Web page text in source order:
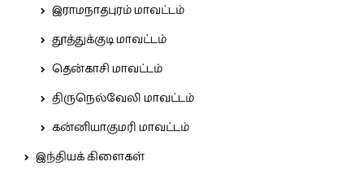
இராமநாதபுரம் மாவட்டம்
தூத்துக்குடி மாவட்டம்
தென்காசி மாவட்டம்
திருநெல்வேலி மாவட்டம்
கன்னியாகுமரி மாவட்டம்
இந்தியக் கிளைகள்